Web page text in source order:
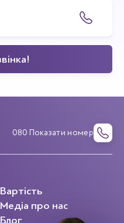
080 Показати номер
Вартість
Медіа про нас
Блог